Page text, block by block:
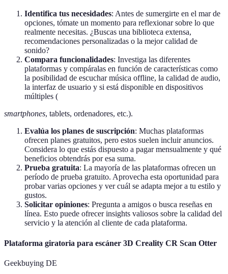
Identifica tus necesidades: Antes de sumergirte en el mar de
opciones, tómate un momento para reflexionar sobre lo que
realmente necesitas. ¿Buscas una biblioteca extensa,
recomendaciones personalizadas o la mejor calidad de
sonido?
Compara funcionalidades: Investiga las diferentes
plataformas y compáralas en función de características como
la posibilidad de escuchar música offline, la calidad de audio,
la interfaz de usuario y si está disponible en dispositivos
múltiples (
smartphones, tablets, ordenadores, etc.).
Evalúa los planes de suscripción: Muchas plataformas
ofrecen planes gratuitos, pero estos suelen incluir anuncios.
Considera lo que estás dispuesto a pagar mensualmente y qué
beneficios obtendrás por esa suma.
Prueba gratuita: La mayoría de las plataformas ofrecen un
período de prueba gratuito. Aprovecha esta oportunidad para
probar varias opciones y ver cuál se adapta mejor a tu estilo y
gustos.
Solicitar opiniones: Pregunta a amigos o busca reseñas en
línea. Esto puede ofrecer insights valiosos sobre la calidad del
servicio y la atención al cliente de cada plataforma.
Plataforma giratoria para escáner 3D Creality CR Scan Otter
Geekbuying DE